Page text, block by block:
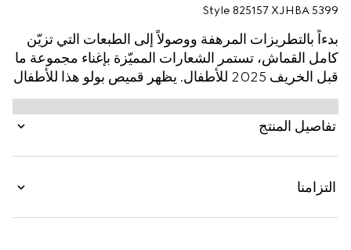
Style ‎825157 XJHBA 5399
بدءاً بالتطريزات المرهفة ووصولاً إلى الطبعات التي تزيّن
كامل القماش، تستمر الشعارات المميّزة بإغناء مجموعة ما
قبل الخريف 2025 للأطفال. يظهر قميص بولو هذا للأطفال
بقطن بيكيه بنقش GG، في إشارة إلى شعار مونوغرام
الدار الغني عن التعريف.
تفاصيل المنتج
التزامنا